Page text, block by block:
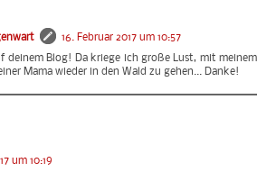
16. Februar 2017 um 10:57
deinem Blog! Da kriege ich große Lust, mit meinem
Mama wieder in den Wald zu gehen... Danke!
um 10:19